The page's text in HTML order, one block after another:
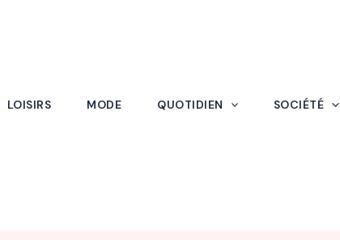
LOISIRS MODE QUOTIDIEN SOCIÉTÉ